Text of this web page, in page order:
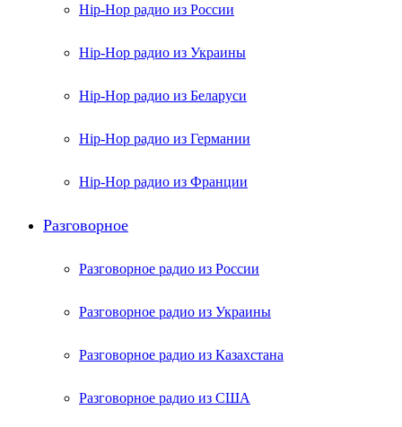
Hip-Hop радио из России
Hip-Hop радио из Украины
Hip-Hop радио из Беларуси
Hip-Hop радио из Германии
Hip-Hop радио из Франции
Разговорное
Разговорное радио из России
Разговорное радио из Украины
Разговорное радио из Казахстана
Разговорное радио из США